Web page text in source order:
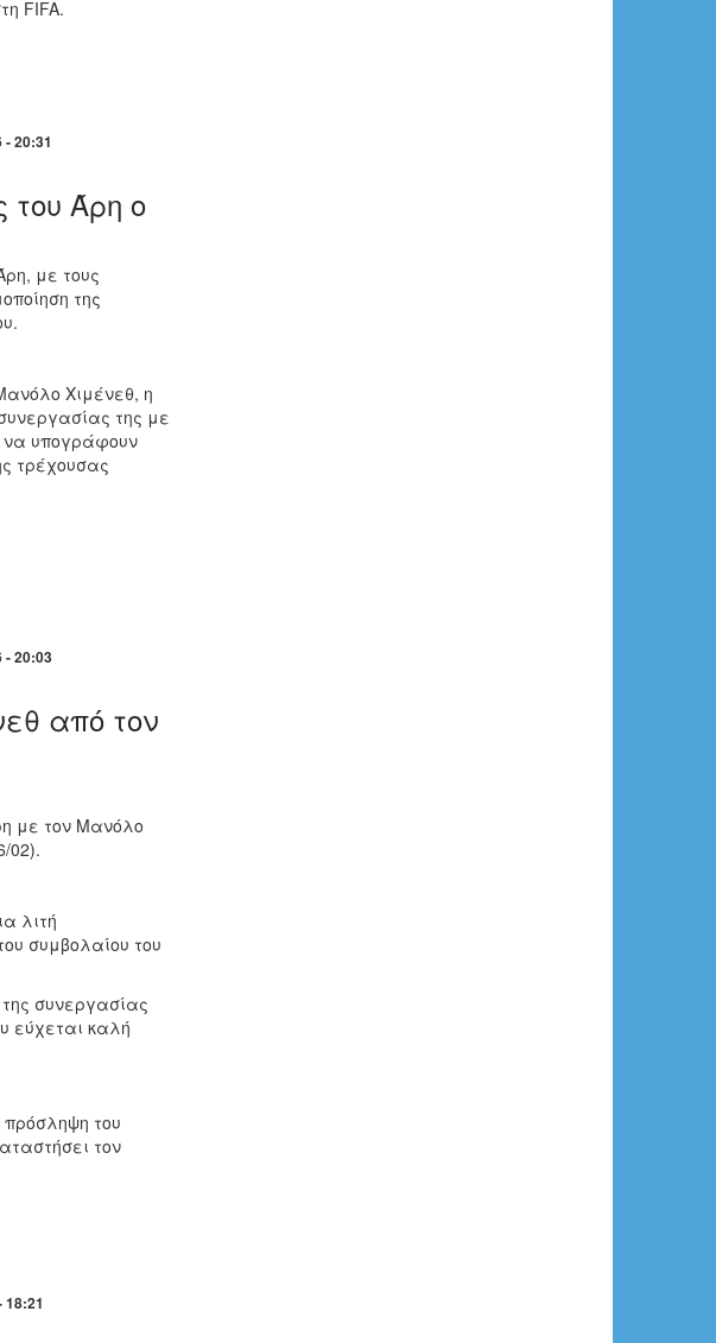
FIFA.
- 20:31
του Άρη ο
με τους
της
Χιμένεθ, η
της με
να υπογράφουν
τρέχουσας
- 20:03
από τον
με τον Μανόλο
02).
λιτή
συμβολαίου του
συνεργασίας
εύχεται καλή
πρόσληψη του
τον
18:21